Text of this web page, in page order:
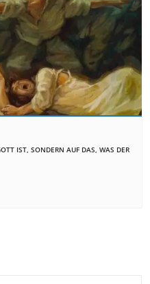
IST, SONDERN AUF DAS, WAS DER